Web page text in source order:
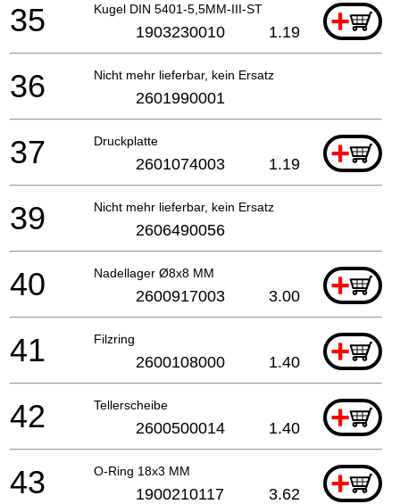
Kugel DIN 5401-5,5MM-III-ST +
35 1903230010 1.19
Nicht mehr lieferbar, kein Ersatz
36 2601990001
Druckplatte +
37 2601074003 1.19
Nicht mehr lieferbar, kein Ersatz
39 2606490056
Nadellager Ø8x8 MM +
40 2600917003 3.00
Filzring +
41 2600108000 1.40
Tellerscheibe +
42 2600500014 1.40
O-Ring 18x3 MM +
43 1900210117 3.62